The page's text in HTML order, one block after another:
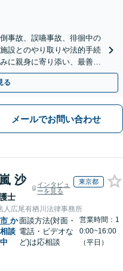
事故、誤嚥事故、徘徊中の
設とのやり取りや法的手続
に親身に寄り添い、最善の
る
メールでお問い合わせ
沙
士
インタビュ
ーを見る
東京都
人広尾有栖川法律事務所
か
談
面談方法(対面・
電話・ビデオな
ど)は応相談
営業時間：1
0:00~16:00
（平日）